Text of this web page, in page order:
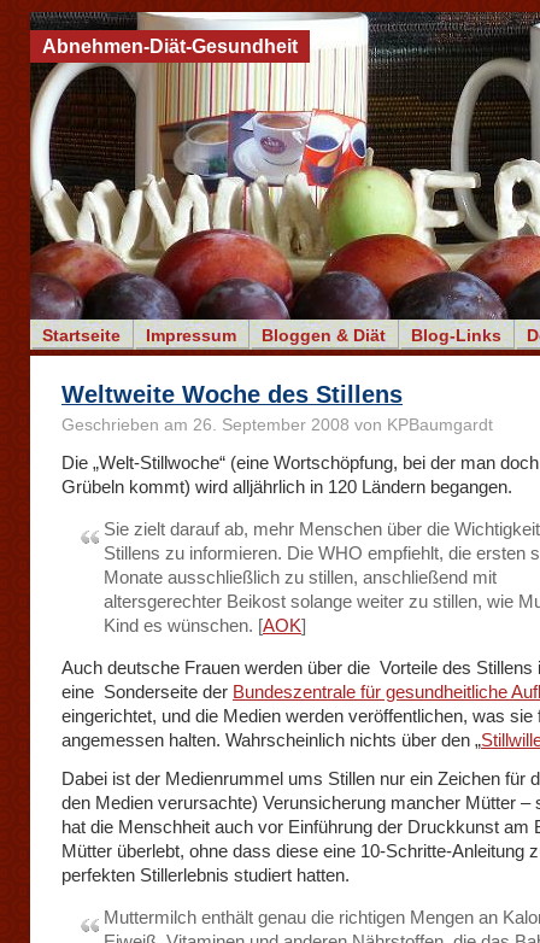
Startseite Impressum Bloggen & Diät Blog-Links
Abnehmen-Diät-Gesundheit
Weltweite Woche des Stillens
Geschrieben am 26. September 2008 von KPBaumgardt
Die „Welt-Stillwoche“ (eine Wortschöpfung, bei der man
Grübeln kommt) wird alljährlich in 120 Ländern begangen.
Sie zielt darauf ab, mehr Menschen über die
Stillens zu informieren. Die WHO empfiehlt, die ersten
Monate ausschließlich zu stillen, anschließend mit
altersgerechter Beikost solange weiter zu stillen, wie
Kind es wünschen. [AOK]
Auch deutsche Frauen werden über die Vorteile des Stillens
eine Sonderseite der Bundeszentrale für gesundheitliche
eingerichtet, und die Medien werden veröffentlichen, was sie
angemessen halten. Wahrscheinlich nichts über den „
Dabei ist der Medienrummel ums Stillen nur ein Zeichen für
den Medien verursachte) Verunsicherung mancher Mütter –
hat die Menschheit auch vor Einführung der Druckkunst am
Mütter überlebt, ohne dass diese eine 10-Schritte-Anleitung
perfekten Stillerlebnis studiert hatten.
Muttermilch enthält genau die richtigen Mengen an